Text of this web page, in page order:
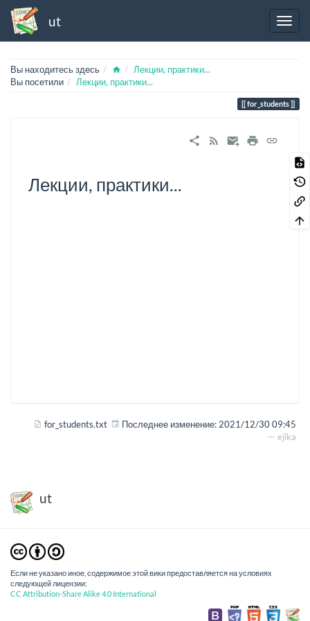
ut
Вы находитесь здесь HomeЛекции, практики...
Вы посетили
Лекции, практики...
for_students
Лекции, практики...
for_students.txt Последнее изменение: 2021/12/30 09:45
— ejlka
ut
Если не указано иное, содержимое этой вики предоставляется на условиях
следующей лицензии:
CC Attribution-Share Alike 4.0 International